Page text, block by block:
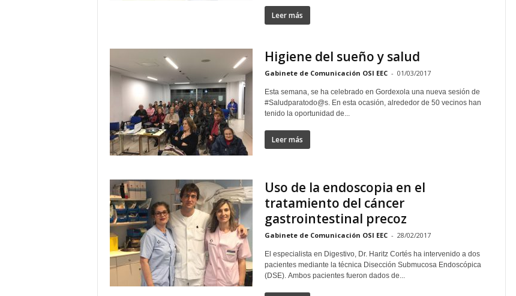
Leer más
Higiene del sueño y salud
Gabinete de Comunicación OSI EEC - 01/03/2017
Esta semana, se ha celebrado en Gordexola una nueva sesión de
#Saludparatodo@s. En esta ocasión, alrededor de 50 vecinos han
tenido la oportunidad de...
Leer más
Uso de la endoscopia en el
tratamiento del cáncer
gastrointestinal precoz
Gabinete de Comunicación OSI EEC - 28/02/2017
El especialista en Digestivo, Dr. Haritz Cortés ha intervenido a dos
pacientes mediante la técnica Disección Submucosa Endoscópica
(DSE). Ambos pacientes fueron dados de...